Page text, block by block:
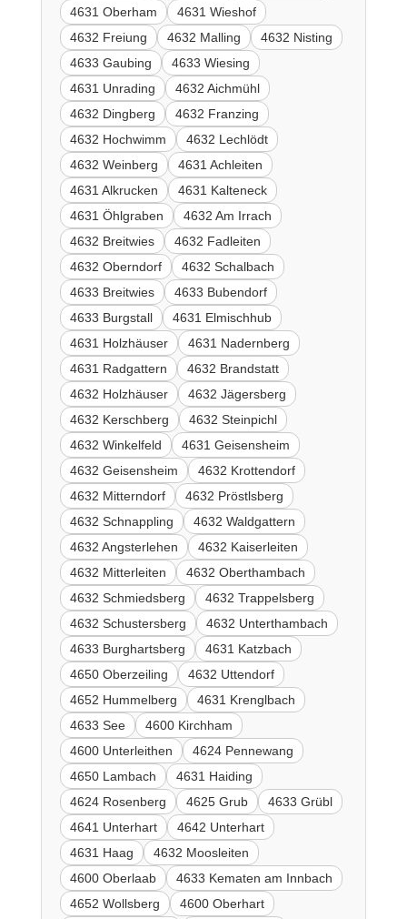
4631 Oberham
4631 Wieshof
4632 Freiung
4632 Malling
4632 Nisting
4633 Gaubing
4633 Wiesing
4631 Unrading
4632 Aichmühl
4632 Dingberg
4632 Franzing
4632 Hochwimm
4632 Lechlödt
4632 Weinberg
4631 Achleiten
4631 Alkrucken
4631 Kalteneck
4631 Öhlgraben
4632 Am Irrach
4632 Breitwies
4632 Fadleiten
4632 Oberndorf
4632 Schalbach
4633 Breitwies
4633 Bubendorf
4633 Burgstall
4631 Elmischhub
4631 Holzhäuser
4631 Nadernberg
4631 Radgattern
4632 Brandstatt
4632 Holzhäuser
4632 Jägersberg
4632 Kerschberg
4632 Steinpichl
4632 Winkelfeld
4631 Geisensheim
4632 Geisensheim
4632 Krottendorf
4632 Mitterndorf
4632 Pröstlsberg
4632 Schnappling
4632 Waldgattern
4632 Angsterlehen
4632 Kaiserleiten
4632 Mitterleiten
4632 Oberthambach
4632 Schmiedsberg
4632 Trappelsberg
4632 Schustersberg
4632 Unterthambach
4633 Burghartsberg
4631 Katzbach
4650 Oberzeiling
4632 Uttendorf
4652 Hummelberg
4631 Krenglbach
4633 See
4600 Kirchham
4600 Unterleithen
4624 Pennewang
4650 Lambach
4631 Haiding
4624 Rosenberg
4625 Grub
4633 Grübl
4641 Unterhart
4642 Unterhart
4631 Haag
4632 Moosleiten
4600 Oberlaab
4633 Kematen am Innbach
4652 Wollsberg
4600 Oberhart